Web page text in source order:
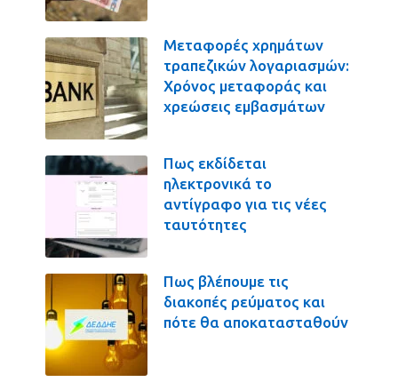
Μεταφορές χρημάτων
τραπεζικών λογαριασμών:
Χρόνος μεταφοράς και
χρεώσεις εμβασμάτων
Πως εκδίδεται
ηλεκτρονικά το
αντίγραφο για τις νέες
ταυτότητες
Πως βλέπουμε τις
διακοπές ρεύματος και
πότε θα αποκατασταθούν